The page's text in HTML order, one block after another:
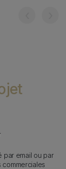
par email ou par